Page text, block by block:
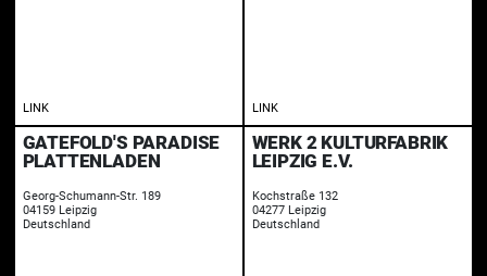
LINK LINK
GATEFOLD'S PARADISE
PLATTENLADEN
Georg-Schumann-Str. 189
04159 Leipzig
Deutschland
WERK 2 KULTURFABRIK
LEIPZIG E.V.
Kochstraße 132
04277 Leipzig
Deutschland